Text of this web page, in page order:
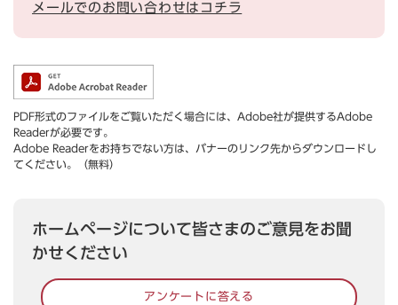
メールでのお問い合わせはコチラ
PDF形式のファイルをご覧いただく場合には、Adobe社が提供するAdobe
Readerが必要です。
Adobe Readerをお持ちでない方は、バナーのリンク先からダウンロードし
てください。（無料）
ホームページについて皆さまのご意見をお聞
かせください
アンケートに答える